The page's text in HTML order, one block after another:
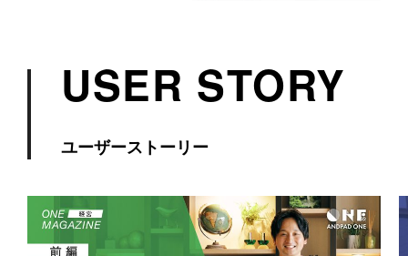
USER STORY
ユーザーストーリー